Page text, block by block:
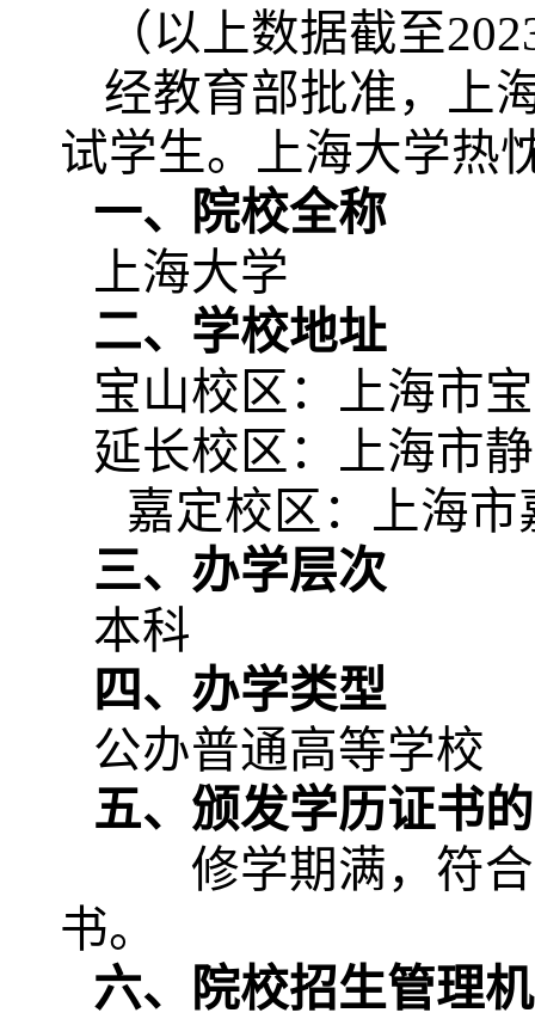
（以上数据截至202
经教育部批准，上
试学生。上海大学热
一、院校全称
上海大学
二、学校地址
宝山校区：上海市
延长校区：上海市
嘉定校区：上海
三、办学层次
本科
四、办学类型
公办普通高等学校
五、颁发学历证书
修学期满，符
书。
六、院校招生管理